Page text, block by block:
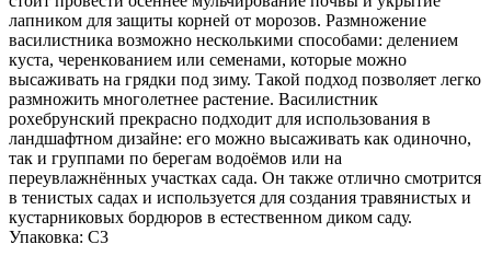
лапником для защиты корней от морозов. Размножение
василистника возможно несколькими способами: делением
куста, черенкованием или семенами, которые можно
высаживать на грядки под зиму. Такой подход позволяет легко
размножить многолетнее растение. Василистник
рохебрунский прекрасно подходит для использования в
ландшафтном дизайне: его можно высаживать как одиночно,
так и группами по берегам водоёмов или на
переувлажнённых участках сада. Он также отлично смотрится
в тенистых садах и используется для создания травянистых и
кустарниковых бордюров в естественном диком саду.
Упаковка: С3